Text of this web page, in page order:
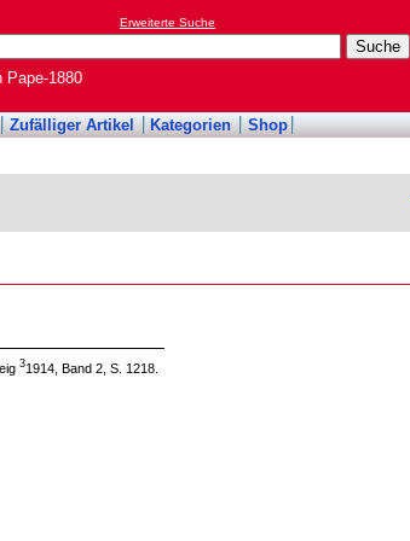
Erweiterte Suche
Pape-1880
Zufälliger Artikel Kategorien Shop
31914, Band 2, S. 1218.